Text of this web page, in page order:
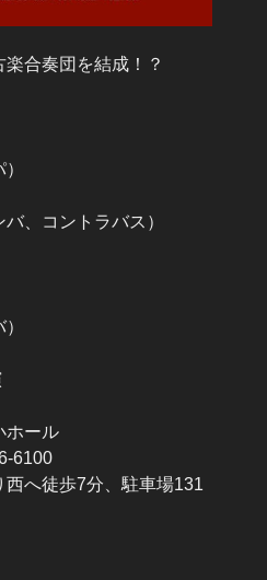
合奏団を結成！？
、コントラバス）
ホール
6100
西へ徒歩7分、駐車場131